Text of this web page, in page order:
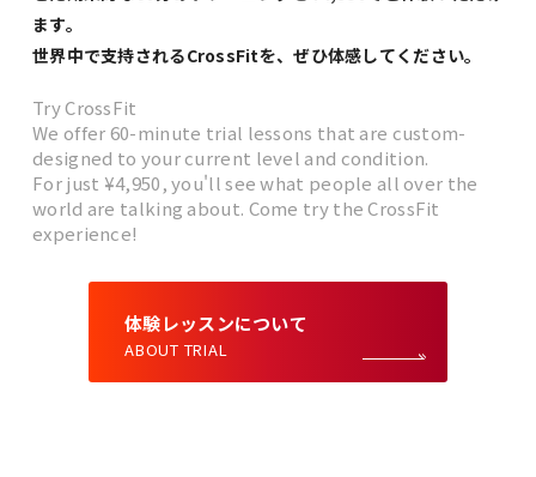
ます。
世界中で支持されるCrossFitを、ぜひ体感してください。
Try CrossFit
We offer 60-minute trial lessons that are custom-
designed to your current level and condition.
For just ¥4,950, you'll see what people all over the
world are talking about. Come try the CrossFit
experience!
体験レッスンについて
ABOUT TRIAL